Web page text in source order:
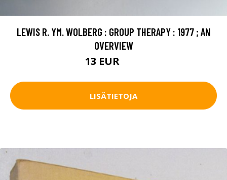
LEWIS R. YM. WOLBERG : GROUP THERAPY : 1977 ; AN
OVERVIEW
13 EUR
LISÄTIETOJA